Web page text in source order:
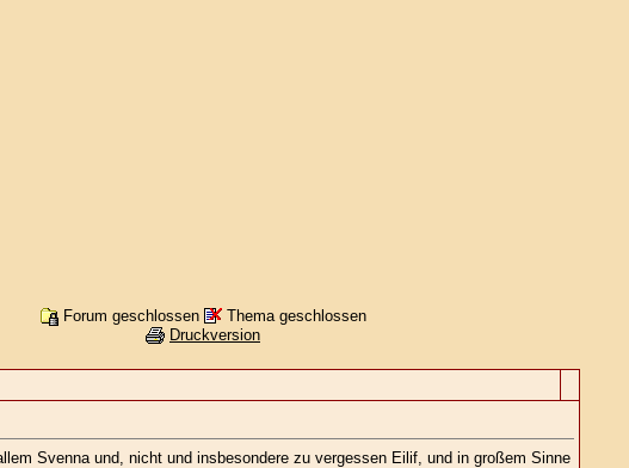
Forum geschlossen
Thema geschlossen
Druckversion
Svenna und, nicht und insbesondere zu vergessen Eilif, und in großem Sinne